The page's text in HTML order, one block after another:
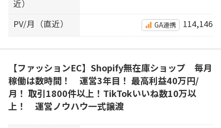
近）
PV/月（直近） GA連携 114,146
【ファッションEC】Shopify無在庫ショップ 毎月
稼働は数時間！ 運営3年目！ 最高利益40万円/
月！ 取引1800件以上！TikTokいいね数10万以
上！ 運営ノウハウ一式譲渡